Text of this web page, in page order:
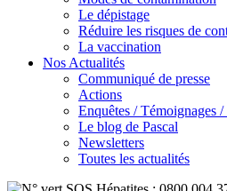
Le dépistage
Réduire les risques de
La vaccination
Nos Actualités
Communiqué de presse
Actions
Enquêtes / Témoignages
Le blog de Pascal
Newsletters
Toutes les actualités